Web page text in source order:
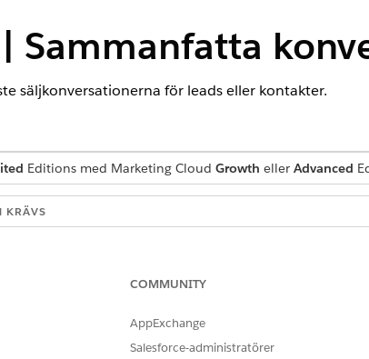
Sammanfatta
säljkonversationerna för leads eller kontakter.
Editions med Marketing Cloud Growth eller Advanced
KRÄVS
COMMUNITY
AppExchange
Salesforce-administratörer